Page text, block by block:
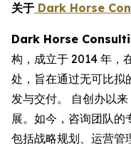
关于 Dark Horse
Dark Horse
构，成立于 2014 年，
处，旨在通过无可比拟
发与交付。 自创办以
展。如今，咨询团队的
包括战略规划、运营管